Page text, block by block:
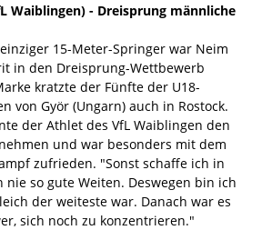
Waiblingen) - Dreisprung männliche
15-Meter-Springer war Neim
in den Dreisprung-Wettbewerb
kratzte der Fünfte der U18-
von Györ (Ungarn) auch in Rostock.
der Athlet des VfL Waiblingen den
und war besonders mit dem
zufrieden. "Sonst schaffe ich in
nie so gute Weiten. Deswegen bin ich
der weiteste war. Danach war es
sich noch zu konzentrieren."